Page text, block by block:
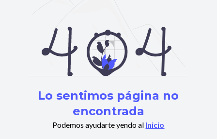
Lo sentimos página no
encontrada
Podemos ayudarte yendo al Inicio